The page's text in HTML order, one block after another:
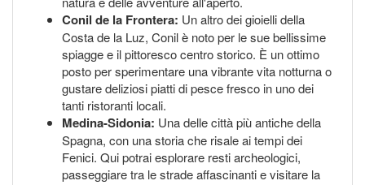
Conil de la Frontera: Un altro dei gioielli della
Costa de la Luz, Conil è noto per le sue bellissime
spiagge e il pittoresco centro storico. È un ottimo
posto per sperimentare una vibrante vita notturna o
gustare deliziosi piatti di pesce fresco in uno dei
tanti ristoranti locali.
Medina-Sidonia: Una delle città più antiche della
Spagna, con una storia che risale ai tempi dei
Fenici. Qui potrai esplorare resti archeologici,
passeggiare tra le strade affascinanti e visitare la